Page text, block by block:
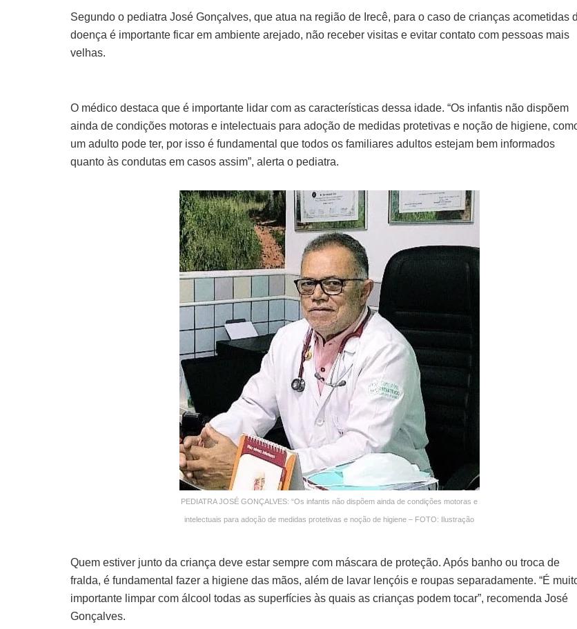
Segundo o pediatra José Gonçalves, que atua na região de Irecê, para o caso de crianças acometidas
doença é importante ficar em ambiente arejado, não receber visitas e evitar contato com pessoas mais
velhas.
O médico destaca que é importante lidar com as características dessa idade. “Os infantis não dispõem
ainda de condições motoras e intelectuais para adoção de medidas protetivas e noção de higiene,
um adulto pode ter, por isso é fundamental que todos os familiares adultos estejam bem informados
quanto às condutas em casos assim”, alerta o pediatra.
PEDIATRA JOSÉ GONÇALVES: “Os infantis não dispõem ainda de condições motoras e
intelectuais para adoção de medidas protetivas e noção de higiene – FOTO: Ilustração
Quem estiver junto da criança deve estar sempre com máscara de proteção. Após banho ou troca de
fralda, é fundamental fazer a higiene das mãos, além de lavar lençóis e roupas separadamente. “É
importante limpar com álcool todas as superfícies às quais as crianças podem tocar”, recomenda José
Gonçalves.